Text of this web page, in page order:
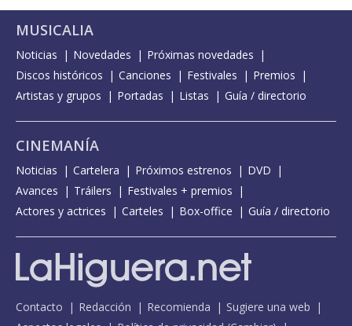
MUSICALIA
Noticias Novedades
Próximas novedades
Discos históricos
Canciones Festivales
Premios
Artistas y grupos
Portadas Listas Guía / directorio
CINEMANÍA
Noticias Cartelera Próximos estrenos
DVD
Avances
Tráilers
Festivales + premios
Actores y actrices
Carteles Box-office Guía / directorio
Contacto Redacción Recomienda
Sugiere una web